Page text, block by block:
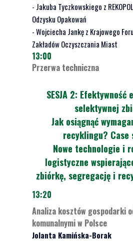
- Jakuba Tyczkowskiego z
Odzysku Opakowań
- Wojciecha Jankę z Krajowego
Zakładów Oczyszczania Miast
Przerwa techniczna
13:00
SESJA 2: Efektywność
selektywnej
Jak osiągnąć
recyklingu? Case
Nowe technologie i
logistyczne
zbiórkę, segregację i
13:20
Jolanta Kamińska-Borak
Analiza kosztów gospodarki
komunalnymi w Polsce